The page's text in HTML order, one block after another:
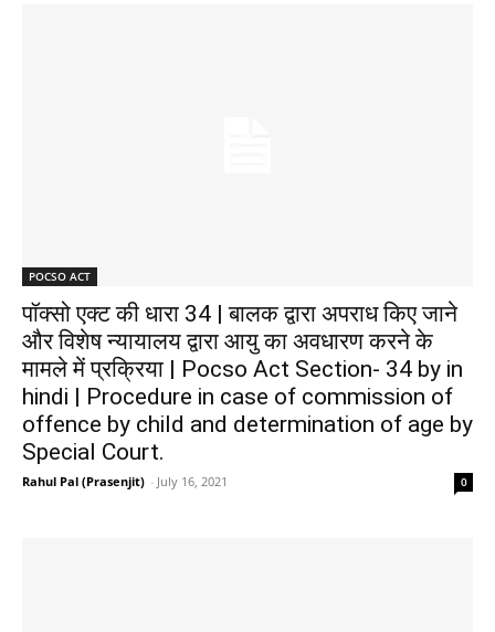
POCSO ACT
पॉक्सो एक्ट की धारा 34 | बालक द्वारा अपराध किए जाने
और विशेष न्यायालय द्वारा आयु का अवधारण करने के
मामले में प्रक्रिया | Pocso Act Section- 34 by in
hindi | Procedure in case of commission of
offence by child and determination of age by
Special Court.
Rahul Pal (Prasenjit) - July 16, 2021 0